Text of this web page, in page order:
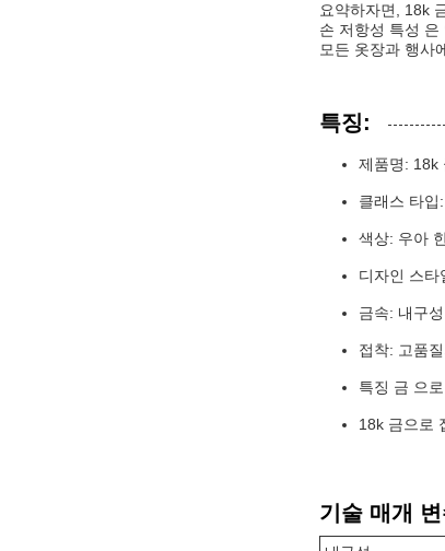
요약하자면, 18k
손 저항성 특성
모든 옷장과 행사
특징:
제품명: 18k
클래스 타입
색상: 우아
디자인 스타
금속: 내구
접착: 고품
특징 금 으
18k 금으로
기술 매개